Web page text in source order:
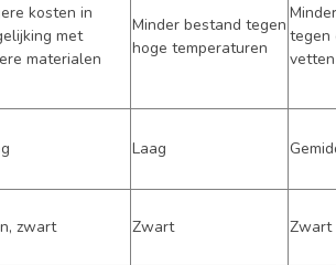
kosten in
met
materialen
Minder bestand tegen
hoge temperaturen
tegen
vetten
Laag
zwart Zwart Zwart